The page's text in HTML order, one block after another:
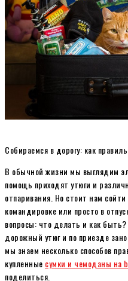
Собираемся в дорогу: как
В обычной жизни мы выглядим
помощь приходят утюги и
отпаривания. Но стоит нам
командировке или просто в
вопросы: что делать и как
дорожный утюг и по приезде
мы знаем несколько способов
купленные сумки и чемоданы на
поделиться.